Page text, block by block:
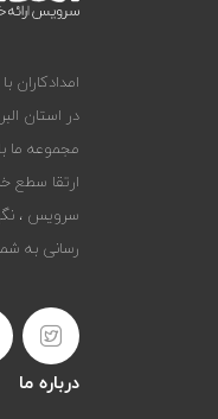
امدادکاران
در استان
مجموعه ما
ارتقا سطع
سرویس ،
رسانی به
درباره ما